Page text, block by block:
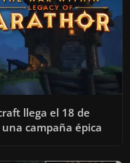
llega el 18 de
campaña épica